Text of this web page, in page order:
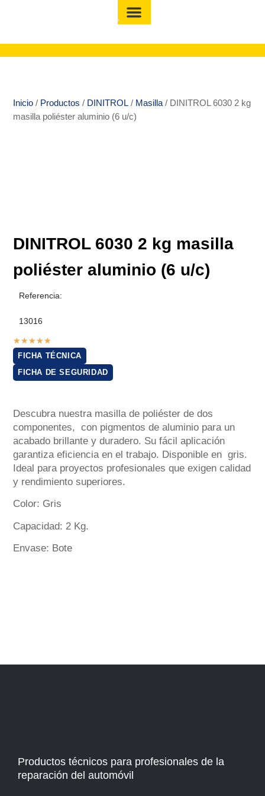
Inicio / Productos / DINITROL / Masilla / DINITROL 6030 2 kg
masilla poliéster aluminio (6 u/c)
DINITROL 6030 2 kg masilla
poliéster aluminio (6 u/c)
Referencia:
13016
★★★★★
FICHA TÉCNICA
FICHA DE SEGURIDAD
Descubra nuestra masilla de poliéster de dos
componentes, con pigmentos de aluminio para un
acabado brillante y duradero. Su fácil aplicación
garantiza eficiencia en el trabajo. Disponible en gris.
Ideal para proyectos profesionales que exigen calidad
y rendimiento superiores.
Color: Gris
Capacidad: 2 Kg.
Envase: Bote
Productos técnicos para profesionales de la
reparación del automóvil